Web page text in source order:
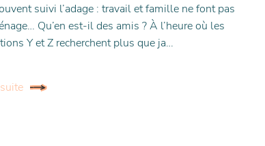
suivi l’adage : travail et famille ne font pas
Qu’en est-il des amis ? À l’heure où les
Y et Z recherchent plus que ja…